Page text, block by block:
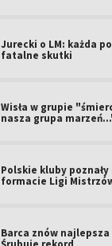
Jurecki o LM: każda
fatalne skutki
Wisła w grupie
nasza grupa
Polskie kluby
formacie Ligi
Barca znów